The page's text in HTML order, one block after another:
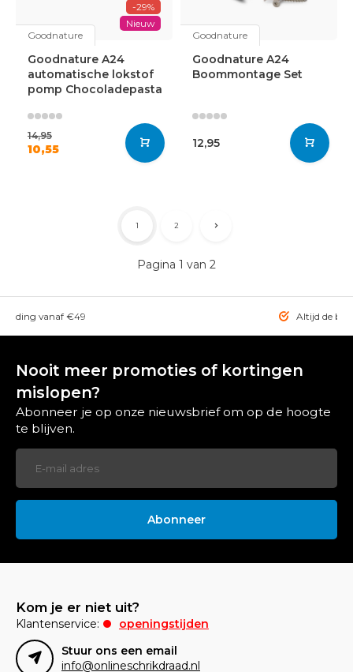
-29%
Nieuw
Goodnature
Goodnature A24
automatische lokstof
pomp Chocoladepasta
14,95
10,55
Goodnature
Goodnature A24
Boommontage Set
12,95
Pagina 1 van 2
1 2
vanaf €49 Altijd de
Nooit meer promoties of kortingen
mislopen?
Abonneer je op onze nieuwsbrief om op de hoogte
te blijven.
Abonneer
Kom je er niet uit?
Klantenservice:
openingstijden
Stuur ons een email
info@onlineschrikdraad.nl